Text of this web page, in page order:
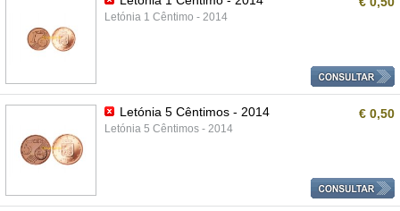
Letónia 1 Cêntimo - 2014
Letónia 5 Cêntimos - 2014
Letónia 5 Cêntimos - 2014
€ 0,50